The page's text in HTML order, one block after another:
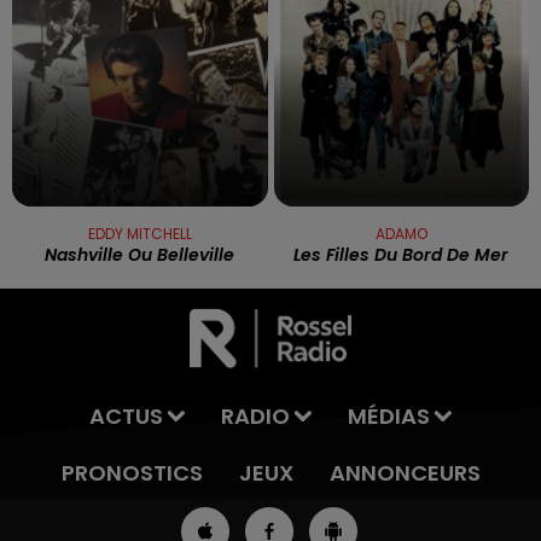
EDDY MITCHELL
Nashville Ou Belleville
ADAMO
Les Filles Du Bord De Mer
ACTUS RADIO
MÉDIAS
PRONOSTICS
JEUX ANNONCEURS